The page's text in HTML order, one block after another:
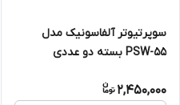
سوپرتیوتر آلفاسونیک مدل
PSW-55 بسته دو عددی
2,450,000